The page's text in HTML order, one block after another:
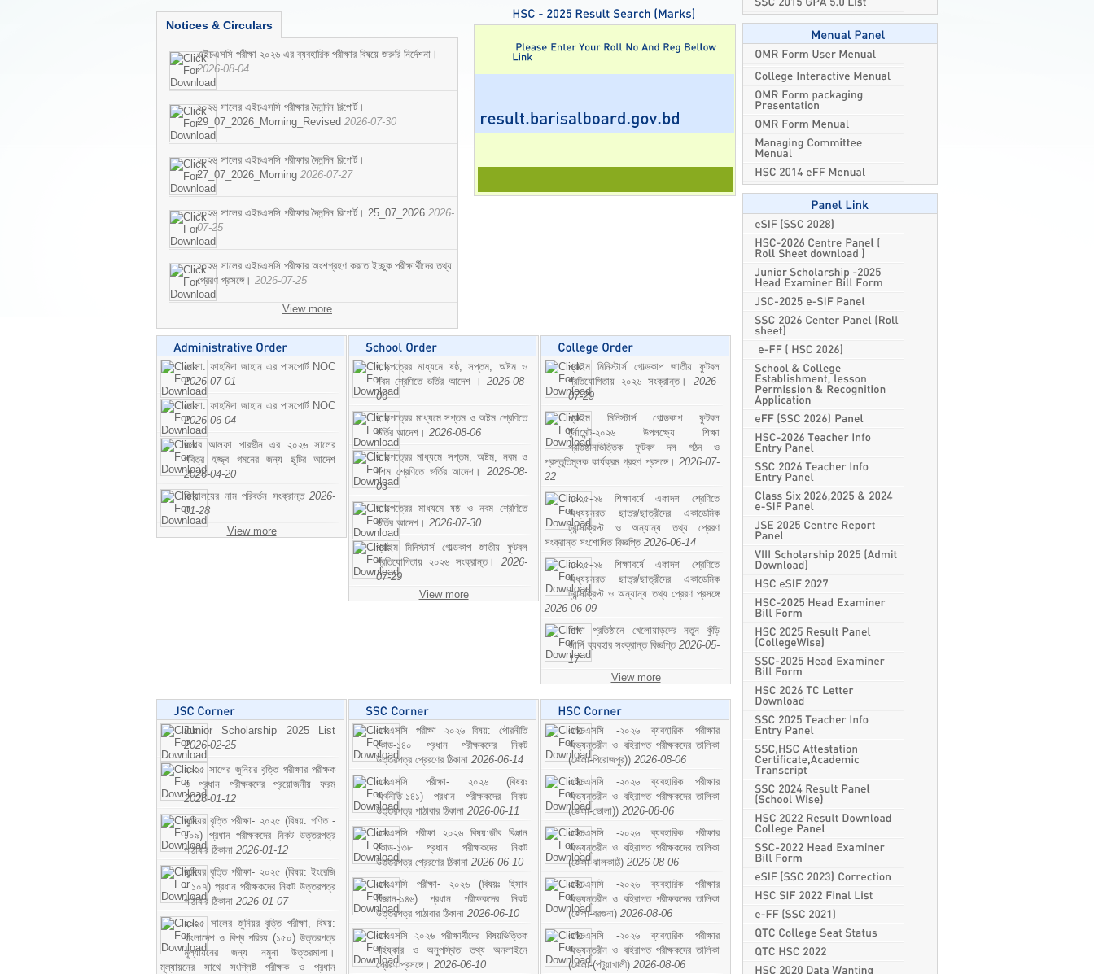
Notices & Circulars
এইচএসসি পরীক্ষা ২০২৬-এর ব্যবহারিক পরীক্ষার বিষয়ে জরুরি নির্দেশনা।
2026-08-04
২০২৬ সালের এইচএসসি পরীক্ষার দৈনন্দিন রিপোর্ট।
29_07_2026_Morning_Revised 2026-07-30
২০২৬ সালের এইচএসসি পরীক্ষার দৈনন্দিন রিপোর্ট।
27_07_2026_Morning 2026-07-27
২০২৬ সালের এইচএসসি পরীক্ষার দৈনন্দিন রিপোর্ট। 25_07_2026 2026-
07-25
২০২৬ সালের এইচএসসি পরীক্ষার অংশগ্রহণ করতে ইচ্ছুক পরীক্ষার্থীদের তথ্য
প্রেরণ প্রসঙ্গে। 2026-07-25
View more
মোসা: ফাহমিদা জাহান এর পাসপোর্ট NOC
2026-07-01
মোসা: ফাহমিদা জাহান এর পাসপোর্ট NOC
2026-06-04
জনাব আলফা পারভীন এর ২০২৬ সালের
পবিত্র হজ্জ্ব গমনের জন্য ছুটির আদেশ
2026-04-20
বিদ্যালয়ের নাম পরিবর্তন সংক্রান্ত 2026-
01-28
View more
ছাড়পত্রের মাধ্যমে ষষ্ঠ, সপ্তম, অষ্টম ও
নবম শ্রেণিতে ভর্তির আদেশ । 2026-08-
06
ছাড়পত্রের মাধ্যমে সপ্তম ও অষ্টম শ্রেণিতে
ভর্তির আদেশ। 2026-08-06
ছাড়পত্রের মাধ্যমে সপ্তম, অষ্টম, নবম ও
দশম শ্রেণিতে ভর্তির আদেশ। 2026-08-
03
ছাড়পত্রের মাধ্যমে ষষ্ঠ ও নবম শ্রেণিতে
ভর্তির আদেশ। 2026-07-30
প্রাইম মিনিস্টার্স গোল্ডকাপ জাতীয় ফুটবল
প্রতিযোগিতায় ২০২৬ সংক্রান্ত। 2026-
07-29
View more
প্রাইম মিনিস্টার্স গোল্ডকাপ জাতীয় ফুটবল
প্রতিযোগিতায় ২০২৬ সংক্রান্ত। 2026-
07-29
প্রাইম মিনিস্টার্স গোল্ডকাপ ফুটবল
টুর্নামেন্ট-২০২৬ উপলক্ষ্যে শিক্ষা
প্রতিষ্ঠানভিত্তিক ফুটবল দল গঠন ও
প্রস্তুতিমূলক কার্যক্রম গ্রহণ প্রসঙ্গে। 2026-07-
22
২০২৫-২৬ শিক্ষাবর্ষে একাদশ শ্রেণিতে
অধ্যয়নরত ছাত্র/ছাত্রীদের একাডেমিক
ট্রান্সক্রিপ্ট ও অন্যান্য তথ্য প্রেরণ
সংক্রান্ত সংশোধিত বিজ্ঞপ্তি 2026-06-14
২০২৫-২৬ শিক্ষাবর্ষে একাদশ শ্রেণিতে
অধ্যয়নরত ছাত্র/ছাত্রীদের একাডেমিক
ট্রান্সক্রিপ্ট ও অন্যান্য তথ্য প্রেরণ প্রসঙ্গে
2026-06-09
শিক্ষা প্রতিষ্ঠানে খেলোয়াড়দের নতুন কুঁড়ি
জার্সি ব্যবহার সংক্রান্ত বিজ্ঞপ্তি 2026-05-
17
View more
Junior Scholarship 2025 List
2026-02-25
২০২৫ সালের জুনিয়র বৃত্তি পরীক্ষার পরীক্ষক
ও প্রধান পরীক্ষকদের প্রয়োজনীয় ফরম
2026-01-12
জুনিয়র বৃত্তি পরীক্ষা- ২০২৫ (বিষয়: গণিত -
১০৯) প্রধান পরীক্ষকদের নিকট উত্তরপত্র
পাঠাবার ঠিকানা 2026-01-12
জুনিয়র বৃত্তি পরীক্ষা- ২০২৫ (বিষয়: ইংরেজি
- ১০৭) প্রধান পরীক্ষকদের নিকট উত্তরপত্র
পাঠাবার ঠিকানা 2026-01-07
২০২৫ সালের জুনিয়র বৃত্তি পরীক্ষা, বিষয়:
বাংলাদেশ ও বিশ্ব পরিচয় (১৫০) উত্তরপত্র
মূল্যায়নের জন্য নমুনা উত্তরমালা।
মূল্যায়নের সাথে সংশ্লিষ্ট পরীক্ষক ও প্রধান
এসএসসি পরীক্ষা ২০২৬ বিষয়: পৌরনীতি
কোড-১৪০ প্রধান পরীক্ষকদের নিকট
উত্তরপত্র প্রেরণের ঠিকানা 2026-06-14
এসএসসি পরীক্ষা- ২০২৬ (বিষয়ঃ
অর্থনীতি-১৪১) প্রধান পরীক্ষকদের নিকট
উত্তরপত্র পাঠাবার ঠিকানা 2026-06-11
এসএসসি পরীক্ষা ২০২৬ বিষয়:জীব বিঞ্জান
কোড-১৩৮ প্রধান পরীক্ষকদের নিকট
উত্তরপত্র প্রেরণের ঠিকানা 2026-06-10
এসএসসি পরীক্ষা- ২০২৬ (বিষয়ঃ হিসাব
বিজ্ঞান-১৪৬) প্রধান পরীক্ষকদের নিকট
উত্তরপত্র পাঠাবার ঠিকানা 2026-06-10
এসএসসি ২০২৬ পরীক্ষার্থীদের বিষয়ভিত্তিক
বহিষ্কার ও অনুপস্থিত তথ্য অনলাইনে
প্রেরণ প্রসঙ্গে। 2026-06-10
এইচএসসি -২০২৬ ব্যবহারিক পরীক্ষার
অভ্যন্তরীন ও বহিরাগত পরীক্ষকদের তালিকা
(জেলা-পিরোজপুর)) 2026-08-06
এইচএসসি -২০২৬ ব্যবহারিক পরীক্ষার
অভ্যন্তরীন ও বহিরাগত পরীক্ষকদের তালিকা
(জেলা-ভোলা)) 2026-08-06
এইচএসসি -২০২৬ ব্যবহারিক পরীক্ষার
অভ্যন্তরীন ও বহিরাগত পরীক্ষকদের তালিকা
(জেলা-ঝালকাঠি) 2026-08-06
এইচএসসি -২০২৬ ব্যবহারিক পরীক্ষার
অভ্যন্তরীন ও বহিরাগত পরীক্ষকদের তালিকা
(জেলা-বরগুনা) 2026-08-06
এইচএসসি -২০২৬ ব্যবহারিক পরীক্ষার
অভ্যন্তরীন ও বহিরাগত পরীক্ষকদের তালিকা
(জেলা-(পটুয়াখালী) 2026-08-06